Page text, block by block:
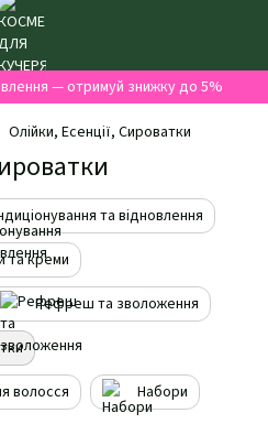
— отримуй знижку до 5%
Олійки, Есенції, Сироватки
та відновлення
та креми
Рефреш та зволоження
волосся
Набори